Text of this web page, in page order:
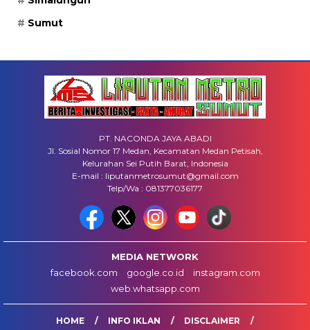
Sumut
PT. NACONDA JAYA ABADI
Jl. Sosial Nomor 17 Medan, Kecamatan Medan Petisah,
Kelurahan Sei Putih Barat, Indonesia
E-mail : liputanmetrosumut@gmail.com
Telp/Wa : 081377036177
MEDIA NETWORK
facebook.com
google.co.id
instagram.com
web.whatsapp.com
HOME INFO IKLAN
DISCLAIMER